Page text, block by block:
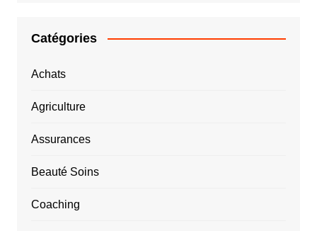
Catégories
Achats
Agriculture
Assurances
Beauté Soins
Coaching